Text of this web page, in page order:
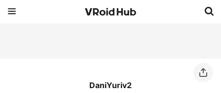
DaniYuriv2